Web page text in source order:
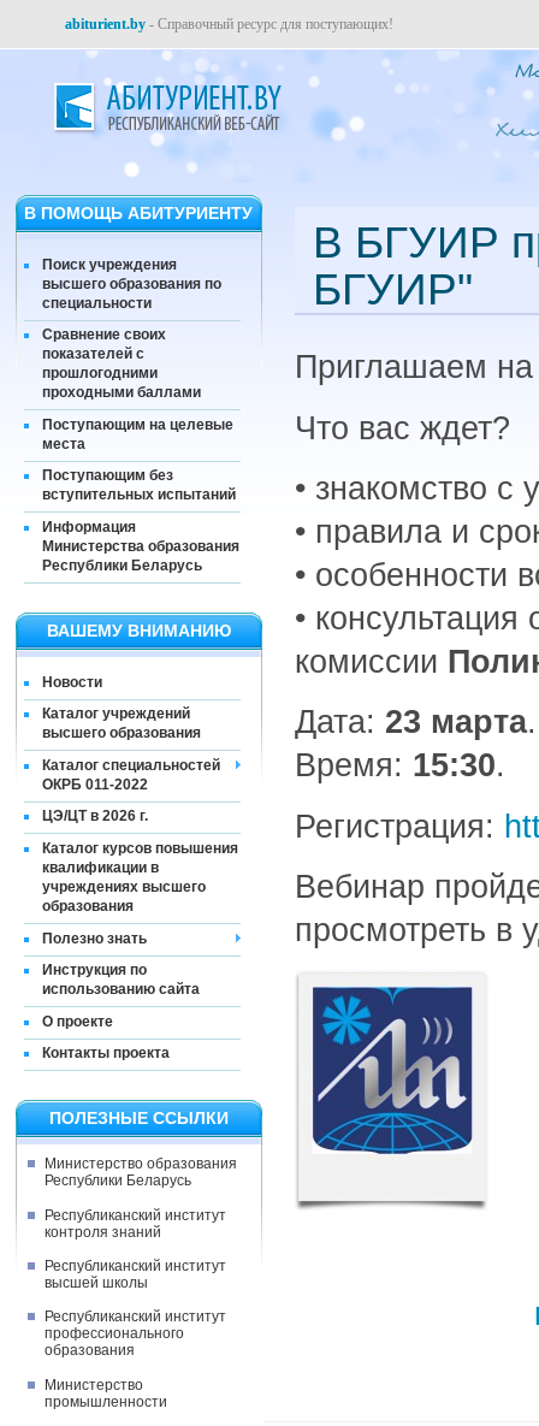
abiturient.by - Справочный ресурс для поступающих!
В ПОМОЩЬ АБИТУРИЕНТУ
Поиск учреждения
высшего образования по
специальности
Сравнение своих
показателей с
прошлогодними
проходными баллами
Поступающим на целевые
места
Поступающим без
вступительных испытаний
Информация
Министерства образования
Республики Беларусь
ВАШЕМУ ВНИМАНИЮ
Новости
Каталог учреждений
высшего образования
Каталог специальностей
ОКРБ 011-2022
ЦЭ/ЦТ в 2026 г.
Каталог курсов повышения
квалификации в
учреждениях высшего
образования
Полезно знать
Инструкция по
использованию сайта
О проекте
Контакты проекта
ПОЛЕЗНЫЕ ССЫЛКИ
Министерство образования
Республики Беларусь
Республиканский институт
контроля знаний
Республиканский институт
высшей школы
Республиканский институт
профессионального
образования
Министерство
промышленности
В БГУИР
БГУИР"
Приглашаем
Что вас ждет?
• знакомство с
• правила и
• особенности
•
комиссии
Дата: 23 марта.
Время: 15:30.
Регистрация:
Вебинар
просмотреть в